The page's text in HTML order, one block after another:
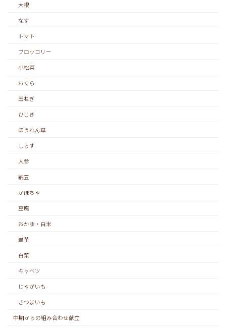
大根
なす
トマト
ブロッコリー
小松菜
おくら
玉ねぎ
ひじき
ほうれん草
しらす
人参
納豆
かぼちゃ
豆腐
おかゆ・白米
里芋
白菜
キャベツ
じゃがいも
さつまいも
中期からの組み合わせ献立